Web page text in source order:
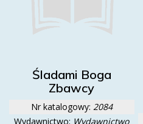
Śladami Boga
Zbawcy
Nr katalogowy: 2084
Wydawnictwo: Wydawnictwo